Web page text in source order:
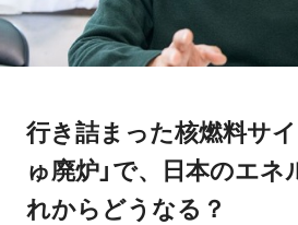
生協の宅配パルシステム
行き詰まった核燃料サイ
ゅ廃炉」で、日本のエネ
れからどうなる？